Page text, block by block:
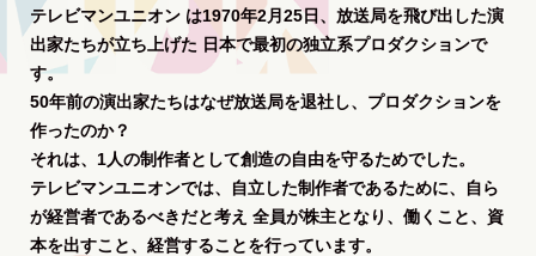
テレビマンユニオン は1970年2月25日、放送局を飛び出した演
出家たちが立ち上げた 日本で最初の独立系プロダクションで
す。
50年前の演出家たちはなぜ放送局を退社し、プロダクションを
作ったのか？
それは、1人の制作者として創造の自由を守るためでした。
テレビマンユニオンでは、自立した制作者であるために、自ら
が経営者であるべきだと考え 全員が株主となり、働くこと、資
本を出すこと、経営することを行っています。